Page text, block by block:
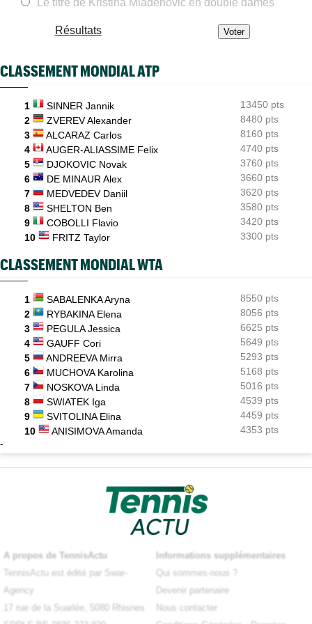
WTA - Toronto
Sept victoires de rang et un dinosaure bleu : l'Eala-mania
Tennis Actu
08:24
ATP - Cincinnati
Carlos Alcaraz forfait, l'Espagnol sera-t-il à l'US Open ?
08:21
ATP / WTA
Tous les résultats du vendredi 7 août 2026 et de la nuit
Le titre de Kristina Mladenovic en double dames
Résultats
CLASSEMENT MONDIAL ATP
1 SINNER Jannik
13450 pts
2
ZVEREV Alexander
8480 pts
3
ALCARAZ Carlos
8160 pts
4
AUGER-ALIASSIME Felix
4740 pts
5
DJOKOVIC Novak
3760 pts
6
DE MINAUR Alex
3660 pts
7
MEDVEDEV Daniil
3620 pts
8
SHELTON Ben
3580 pts
9
COBOLLI Flavio
3420 pts
10
FRITZ Taylor 3300 pts
CLASSEMENT MONDIAL WTA
1 SABALENKA Aryna
8550 pts
2
RYBAKINA Elena
8056 pts
3
PEGULA Jessica
6625 pts
4
GAUFF Cori
5649 pts
5
ANDREEVA Mirra
5293 pts
6
MUCHOVA Karolina
5168 pts
7
NOSKOVA Linda
5016 pts
8
SWIATEK Iga
4539 pts
9
SVITOLINA Elina
4459 pts
10
ANISIMOVA Amanda 4353 pts
-
A propos de TennisActu
TennisActu est édité par Swar-
Agency
17 rue de la Suarlée, 5080 Rhisnes
Informations supplémentaires
Qui sommes-nous ?
Devenir partenaire
Nous contacter